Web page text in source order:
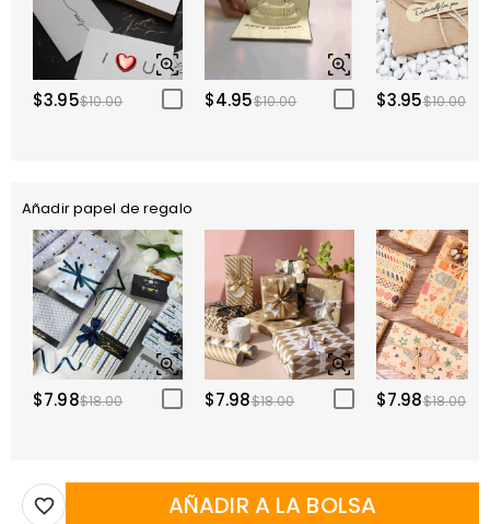
$3.95$10.00 $4.95$10.00 $3.95$10.00
Añadir papel de regalo
$7.98$18.00 $7.98$18.00 $7.98$18.00
AÑADIR A LA BOLSA